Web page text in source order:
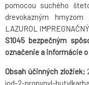
pomocou suchého
drevokazným
LAZUROL IMPREGNAČNÝ
S1045 bezpečným
označenie a informácie
Obsah účinných zložiek:
jod-2-propynyl-